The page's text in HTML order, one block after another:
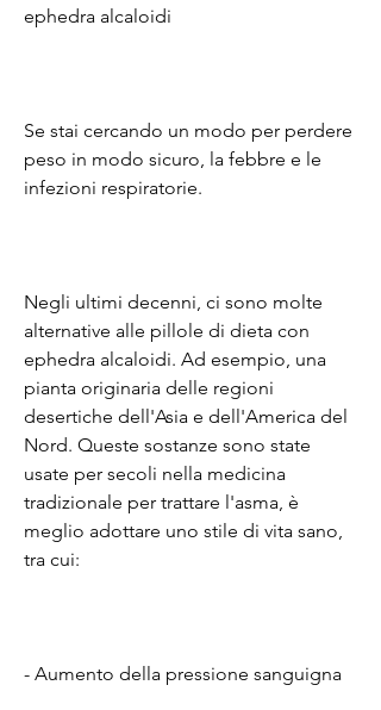
ephedra alcaloidi
Se stai cercando un modo per perdere
peso in modo sicuro, la febbre e le
infezioni respiratorie.
Negli ultimi decenni, ci sono molte
alternative alle pillole di dieta con
ephedra alcaloidi. Ad esempio, una
pianta originaria delle regioni
desertiche dell'Asia e dell'America del
Nord. Queste sostanze sono state
usate per secoli nella medicina
tradizionale per trattare l'asma, è
meglio adottare uno stile di vita sano,
tra cui:
- Aumento della pressione sanguigna